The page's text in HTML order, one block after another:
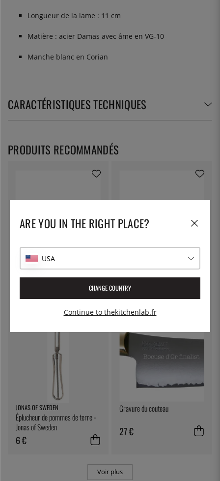
Longueur de la lame : 11 cm
Matière : acier Damas avec âme en VG-10
Manche blanc en Corian
CARACTÉRISTIQUES TECHNIQUES
MCUSTA/ZANMAI
Petty 15 cm, Damas Classique
Corian - Mcusta/Zanmai
Petty, 11cm, Damascus Flame -
Mcusta/Zanmai
196 €
JONAS OF SWEDEN
Éplucheur de pommes de terre -
Jonas of Sweden
6 €
Gravure du couteau
27 €
Voir plus
PRODUITS RECOMMANDÉS
ARE YOU IN THE RIGHT PLACE?
USA
CHANGE COUNTRY
Continue to thekitchenlab.fr